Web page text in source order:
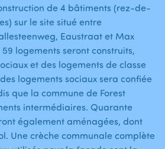
de 4 bâtiments (rez-de-
sur le site situé entre
Eaustraat et Max
logements seront construits,
et des logements de classe
logements sociaux sera confiée
que la commune de Forest
intermédiaires. Quarante
également aménagées, dont
Une crèche communale complète